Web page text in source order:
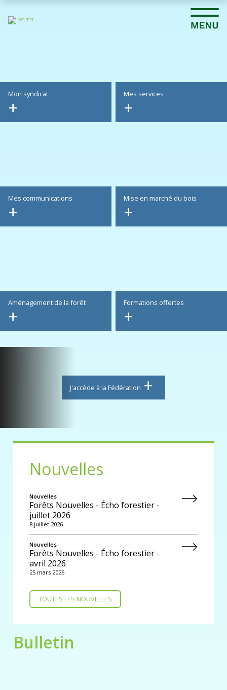
Mon syndicat Mes services
Mes communications Mise en marché du bois
Aménagement de la forêt Formations offertes
J'accède à la Fédération
Nouvelles
Nouvelles
Forêts Nouvelles - Écho forestier -
juillet 2026
8 juillet 2026
Nouvelles
Forêts Nouvelles - Écho forestier -
avril 2026
25 mars 2026
TOUTES LES NOUVELLES
Bulletin